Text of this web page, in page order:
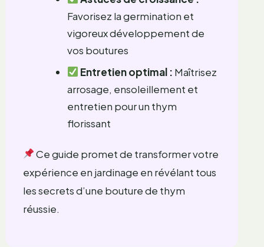
Favorisez la germination et
vigoreux développement de
vos boutures
Entretien optimal : Maîtrisez
arrosage, ensoleillement et
entretien pour un thym
florissant
Ce guide promet de transformer votre
expérience en jardinage en révélant tous
les secrets d’une bouture de thym
réussie.